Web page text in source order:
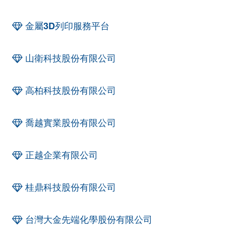
金屬3D列印服務平台
山衛科技股份有限公司
高柏科技股份有限公司
喬越實業股份有限公司
正越企業有限公司
桂鼎科技股份有限公司
台灣大金先端化學股份有限公司